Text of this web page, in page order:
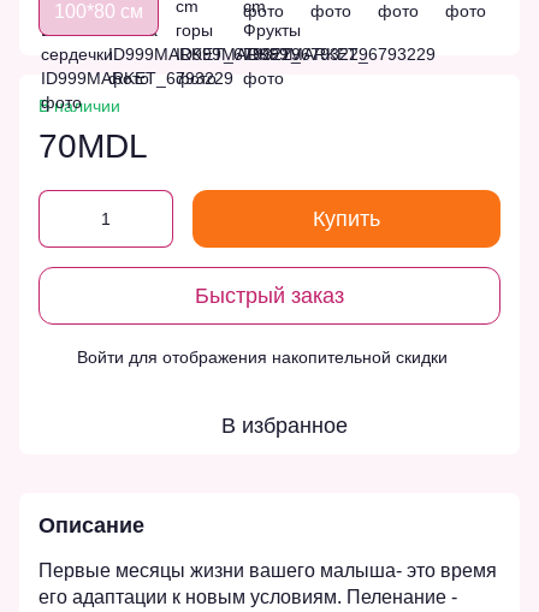
100*80 см
В наличии
70MDL
Купить
Быстрый заказ
Войти для отображения накопительной скидки
В избранное
Описание
Первые месяцы жизни вашего малыша- это время
его адаптации к новым условиям. Пеленание -